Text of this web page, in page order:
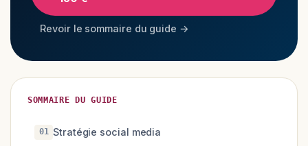
Revoir le sommaire du guide →
SOMMAIRE DU GUIDE
01 Stratégie social media